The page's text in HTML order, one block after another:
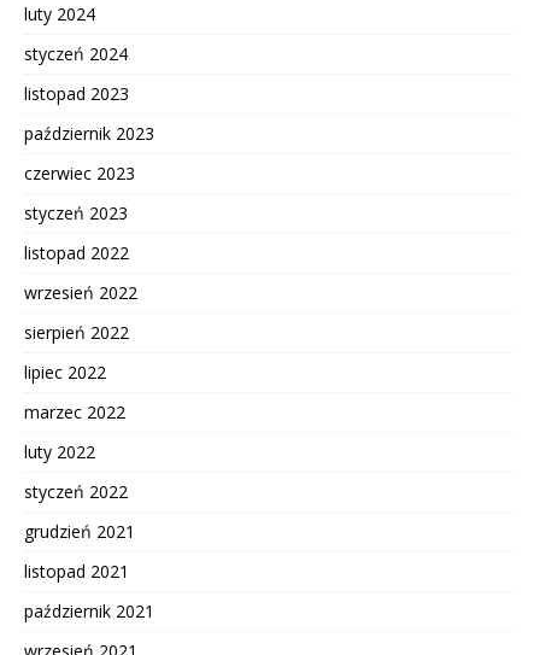
luty 2024
styczeń 2024
listopad 2023
październik 2023
czerwiec 2023
styczeń 2023
listopad 2022
wrzesień 2022
sierpień 2022
lipiec 2022
marzec 2022
luty 2022
styczeń 2022
grudzień 2021
listopad 2021
październik 2021